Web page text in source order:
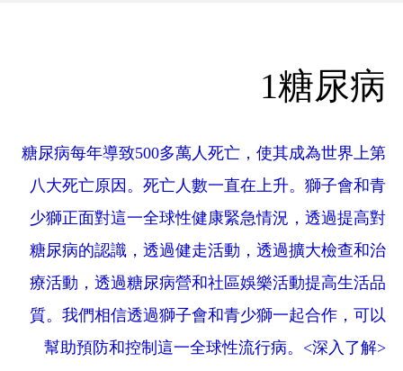
1糖尿病
糖尿病每年導致500多萬人死亡，使其成為世界上第
八大死亡原因。死亡人數一直在上升。獅子會和青
少獅正面對這一全球性健康緊急情況，透過提高對
糖尿病的認識，透過健走活動，透過擴大檢查和治
療活動，透過糖尿病營和社區娛樂活動提高生活品
質。我們相信透過獅子會和青少獅一起合作，可以
幫助預防和控制這一全球性流行病。<深入了解>